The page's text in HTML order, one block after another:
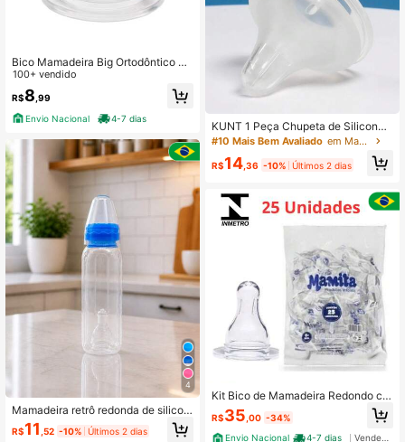
26 Seguidores
Bico Mamadeira Big Ortodôntico Te
tê 100% Silicone Universal
100+ vendido
R$8 ,99
Envio Nacional
4-7 dias
4
Mamadeira retrô redonda de silicon
e 240ml
R$11 ,52 -10% Últimos 2 dias
KUNT 1 Peça Chupeta de Silicone
Fosco de Boca Larga Adequada par
ara Bebê
#10 Mais Bem Avaliado em Mamadeiras e bicos
R$14 ,36 -10% Últimos 2 dias
Kit Bico de Mamadeira Redondo c/2
5 unidades
R$35 ,00 -34%
Envio Nacional
4-7 dias